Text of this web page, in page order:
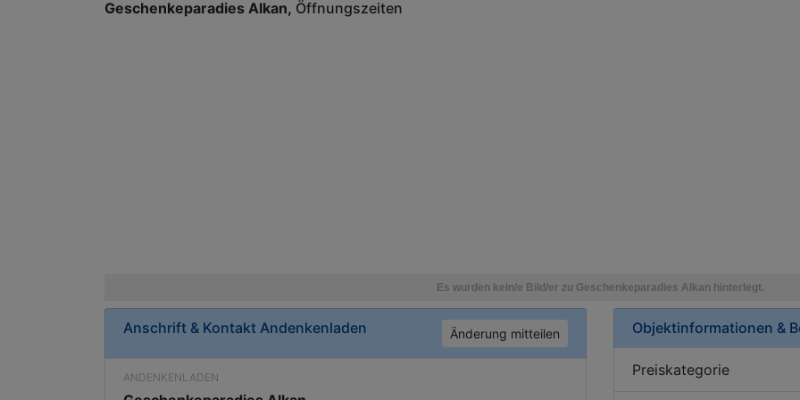
Geschenkeparadies Alkan Öffnungszeiten
Anschrift & Kontakt Andenkenladen Änderung mitteilen
ANDENKENLADEN
Objektinformationen &
Preiskategorie